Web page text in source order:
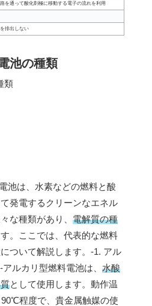
を通って酸化剤極に移動する電子の流れを利用
排出しない
池の種類
池は、水素などの燃料と酸
発電するクリーンなエネル
な種類があり、 電解質の種
。ここでは、代表的な燃料
ついて解説します。-1. アル
ルカリ型燃料電池は、 水酸
として使用します。動作温
程度で、貴金属触媒の使